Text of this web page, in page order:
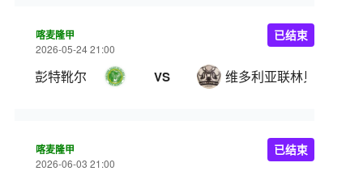
喀麦隆甲
2026-05-24 21:00
彭特靴尔 VS 维多利亚联林贝
已结束
喀麦隆甲
2026-06-03 21:00
已结束